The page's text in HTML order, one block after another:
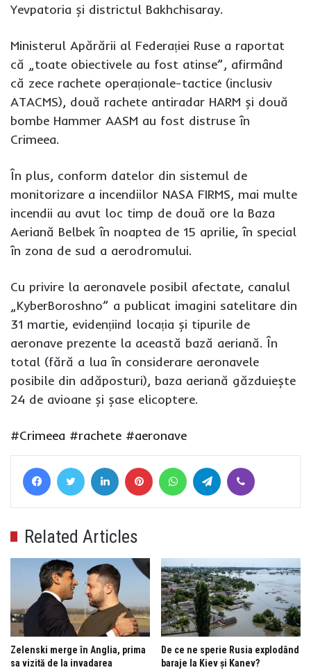
Yevpatoria și districtul Bakhchisaray.
Ministerul Apărării al Federației Ruse a raportat
că „toate obiectivele au fost atinse”, afirmând
că zece rachete operaționale-tactice (inclusiv
ATACMS), două rachete antiradar HARM și două
bombe Hammer AASM au fost distruse în
Crimeea.
În plus, conform datelor din sistemul de
monitorizare a incendiilor NASA FIRMS, mai multe
incendii au avut loc timp de două ore la Baza
Aeriană Belbek în noaptea de 15 aprilie, în special
în zona de sud a aerodromului.
Cu privire la aeronavele posibil afectate, canalul
„KyberBoroshno” a publicat imagini satelitare din
31 martie, evidențiind locația și tipurile de
aeronave prezente la această bază aeriană. În
total (fără a lua în considerare aeronavele
posibile din adăposturi), baza aeriană găzduiește
24 de avioane și șase elicoptere.
#Crimeea #rachete #aeronave
FacebookTwitter LinkedIn Pinterest WhatsAppTelegram
Related Articles
Zelenski merge în Anglia, prima
sa vizită de la invadarea
De ce ne sperie Rusia explodând
baraje la Kiev și Kanev?